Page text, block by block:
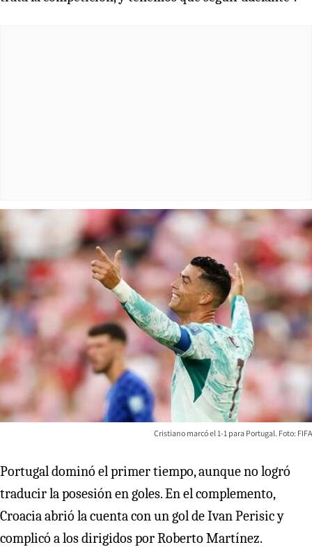
Cristiano marcó el 1-1 para Portugal. Foto: FIFA
Portugal dominó el primer tiempo, aunque no logró
traducir la posesión en goles. En el complemento,
Croacia abrió la cuenta con un gol de Ivan Perisic y
complicó a los dirigidos por Roberto Martínez.